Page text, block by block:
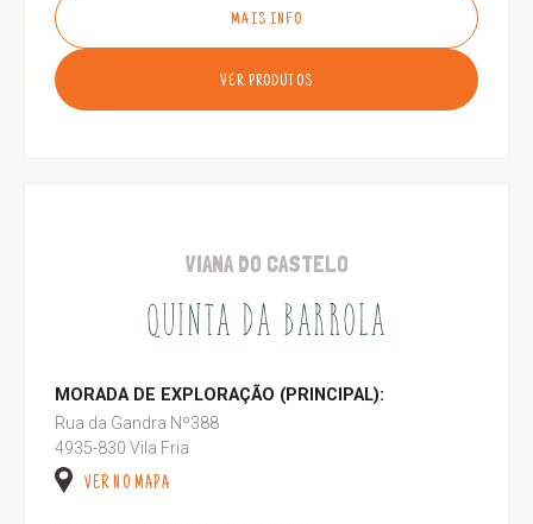
MAIS INFO
VER PRODUTOS
VIANA DO CASTELO
QUINTA DA BARROLA
MORADA DE EXPLORAÇÃO (PRINCIPAL):
Rua da Gandra Nº388
4935-830 Vila Fria
VER NO MAPA